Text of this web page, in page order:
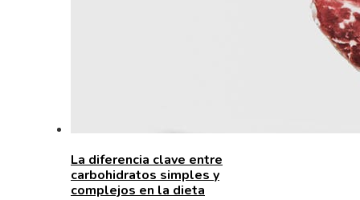
La diferencia clave entre
carbohidratos simples y
complejos en la dieta